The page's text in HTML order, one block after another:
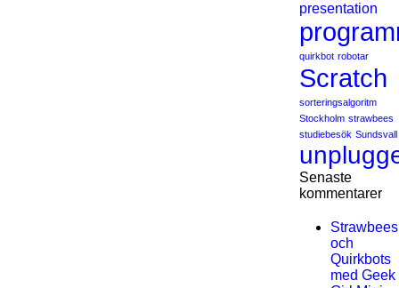
presentation
quirkbot robotar
Scratch
sorteringsalgoritm
Stockholm strawbees
studiebesök Sundsvall
Senaste
kommentarer
Strawbees
och
Quirkbots
med Geek